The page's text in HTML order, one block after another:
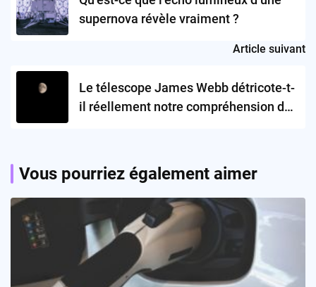
supernova révèle vraiment ?
Article suivant
Le télescope James Webb détricote-t-
il réellement notre compréhension de
Vous pourriez également aimer